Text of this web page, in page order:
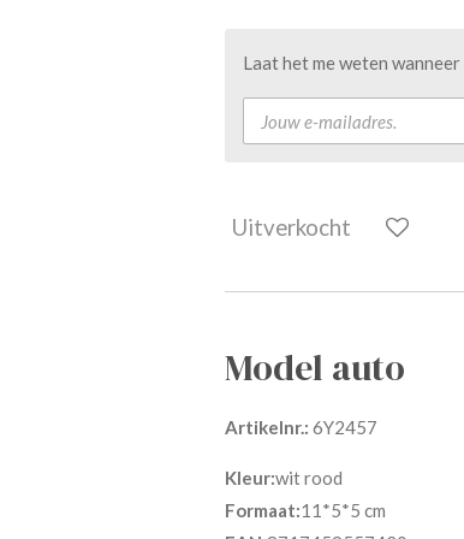
Laat het me weten
Uitverkocht
Model auto
Artikelnr.: 6Y2457
Kleur:wit rood
Formaat:11*5*5 cm